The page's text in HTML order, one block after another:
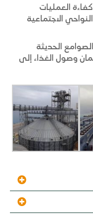
العمليات
الاجتماعية
الحديثة
وصول الغذاء إلى